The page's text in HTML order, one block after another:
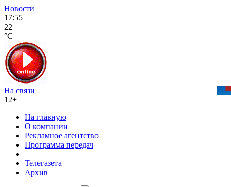
Новости
17:55
22
°C
На связи
12+
На главную
О компании
Рекламное агентство
Программа передач
Телегазета
Архив